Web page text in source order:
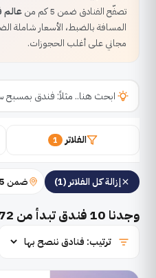
تصفّح الفنادق ضمن 5 كم من عالم
المسافة بالضبط، الأسعار شاملة
مجاني على أغلب الحجوزات.
الفلاتر 1
إزالة كل الفلاتر (1) ضمن 5 كم من عالم فيراري
وجدنا 10فندق تبدأ من 172 ر.س